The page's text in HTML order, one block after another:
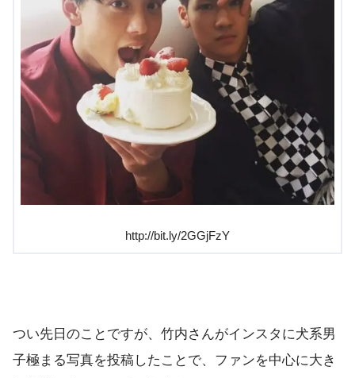
http://bit.ly/2GGjFzY
つい先日のことですが、竹内さんがインスタに犬系男
子極まる写真を投稿したことで、ファンを中心に大き